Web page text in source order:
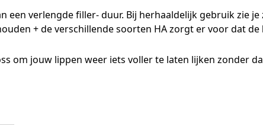
een verlengde filler- duur. Bij herhaaldelijk gebruik zie
+ de verschillende soorten HA zorgt er voor dat
om jouw lippen weer iets voller te laten lijken zonder